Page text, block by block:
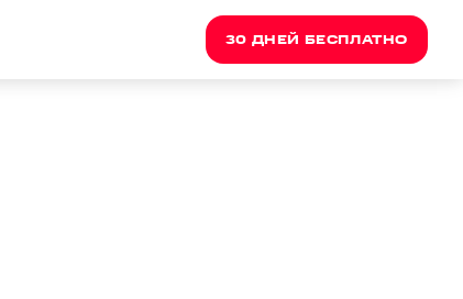
30 ДНЕЙ БЕСПЛАТНО